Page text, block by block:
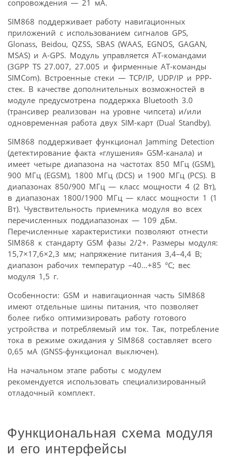
сопровождения — 21 мА.
SIM868 поддерживает работу навигационных
приложений с использованием сигналов GPS,
Glonass, Beidou, QZSS, SBAS (WAAS, EGNOS, GAGAN,
MSAS) и A-GPS. Модуль управляется AT-командами
(3GPP TS 27.007, 27.005 и фирменные AT-команды
SIMCom). Встроенные стеки — TCP/IP, UDP/IP и PPP-
стек. В качестве дополнительных возможностей в
модуле предусмотрена поддержка Bluetooth 3.0
(трансивер реализован на уровне чипсета) и/или
одновременная работа двух SIM-карт (Dual Standby).
SIM868 поддерживает функционал Jamming Detection
(детектирование факта «глушения» GSM-канала) и
имеет четыре диапазона на частотах 850 МГц (GSM),
900 МГц (EGSM), 1800 МГц (DCS) и 1900 МГц (PCS). В
диапазонах 850/900 МГц — класс мощности 4 (2 Вт),
в диапазонах 1800/1900 MГц — класс мощности 1 (1
Вт). Чувствительность приемника модуля во всех
перечисленных поддиапазонах — 109 дБм.
Перечисленные характеристики позволяют отнести
SIM868 к стандарту GSM фазы 2/2+. Размеры модуля:
15,7×17,6×2,3 мм; напряжение питания 3,4–4,4 В;
диапазон рабочих температур –40…+85 °C; вес
модуля 1,5 г.
Особенности: GSM и навигационная часть SIM868
имеют отдельные шины питания, что позволяет
более гибко оптимизировать работу готового
устройства и потребляемый им ток. Так, потребление
тока в режиме ожидания у SIM868 составляет всего
0,65 мА (GNSS-функционал выключен).
На начальном этапе работы с модулем
рекомендуется использовать специализированный
отладочный комплект.
Функциональная схема модуля
и его интерфейсы